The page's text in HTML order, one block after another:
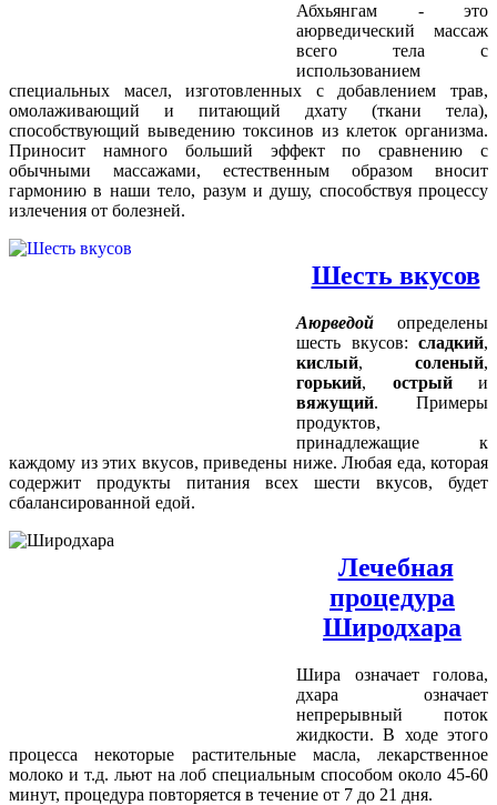
Абхьянгам - это
аюрведический массаж
всего тела с
использованием
специальных масел, изготовленных с добавлением трав,
омолаживающий и питающий дхату (ткани тела),
способствующий выведению токсинов из клеток организма.
Приносит намного больший эффект по сравнению с
обычными массажами, естественным образом вносит
гармонию в наши тело, разум и душу, способствуя процессу
излечения от болезней.
Шесть вкусов
Аюрведой определены
шесть вкусов: сладкий,
кислый, соленый,
горький, острыйи
вяжущий. Примеры
продуктов,
принадлежащие к
каждому из этих вкусов, приведены ниже. Любая еда, которая
содержит продукты питания всех шести вкусов, будет
сбалансированной едой.
Лечебная
процедура
Широдхара
Шира означает голова,
дхара означает
непрерывный поток
жидкости. В ходе этого
процесса некоторые растительные масла, лекарственное
молоко и т.д. льют на лоб специальным способом около 45-60
минут, процедура повторяется в течение от 7 до 21 дня.